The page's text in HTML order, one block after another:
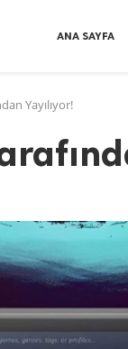
ANA SAYFA
Yayılıyor!